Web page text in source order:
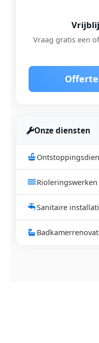
Vraag gratis een
Onze diensten
Rioleringswerken
Sanitaire